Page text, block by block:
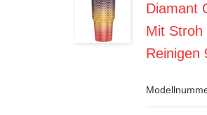
Diamant
Mit Stroh
Reinigen